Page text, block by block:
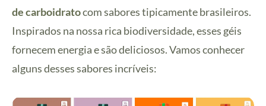
de carboidratocom sabores tipicamente brasileiros.
Inspirados na nossa rica biodiversidade, esses géis
fornecem energia e são deliciosos. Vamos conhecer
alguns desses sabores incríveis: